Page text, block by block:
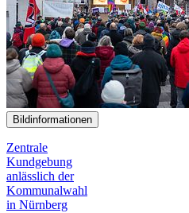
Bildinformationen
Zentrale
Kundgebung
anlässlich der
Kommunalwahl
in Nürnberg